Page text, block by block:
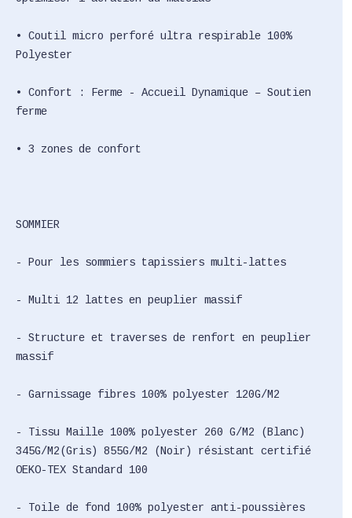
• Coutil micro perforé ultra respirable 100%
Polyester
• Confort : Ferme - Accueil Dynamique – Soutien
ferme
• 3 zones de confort
SOMMIER
- Pour les sommiers tapissiers multi-lattes
- Multi 12 lattes en peuplier massif
- Structure et traverses de renfort en peuplier
massif
- Garnissage fibres 100% polyester 120G/M2
- Tissu Maille 100% polyester 260 G/M2 (Blanc)
345G/M2(Gris) 855G/M2 (Noir) résistant certifié
OEKO-TEX Standard 100
- Toile de fond 100% polyester anti-poussières